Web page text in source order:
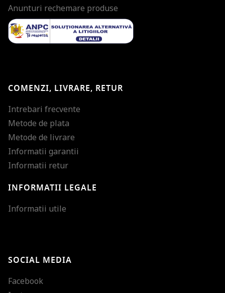
Anunturi rechemare produse
COMENZI, LIVRARE, RETUR
Intrebari frecvente
Metode de plata
Metode de livrare
Informatii garantii
Informatii retur
INFORMATII LEGALE
Informatii utile
SOCIAL MEDIA
Facebook